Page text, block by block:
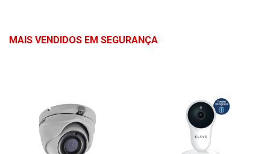
MAIS VENDIDOS EM SEGURANÇA